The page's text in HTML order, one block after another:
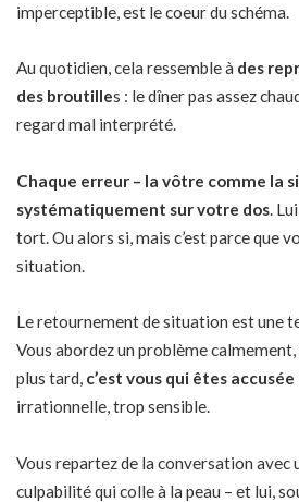
imperceptible, est le coeur du schéma.
Au quotidien, cela ressemble à des
des broutilles : le dîner pas assez
regard mal interprété.
Chaque erreur – la vôtre comme la
systématiquement sur votre dos.
tort. Ou alors si, mais c’est parce que
situation.
Le retournement de situation est une
Vous abordez un problème
plus tard, c’est vous qui êtes
irrationnelle, trop sensible.
Vous repartez de la conversation avec
culpabilité qui colle à la peau – et lui,